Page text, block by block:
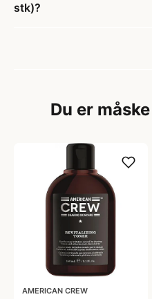
stk)?
Du er
AMERICAN CREW